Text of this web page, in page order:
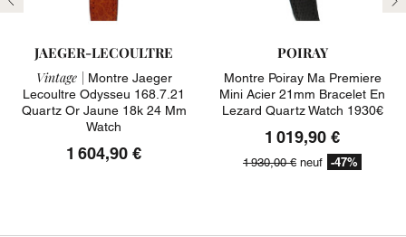
Précédent
JAEGER-LECOULTRE
Vintage | Montre Jaeger
Lecoultre Odysseu 168.7.21
Quartz Or Jaune 18k 24 Mm
Watch
1 604,90 €
POIRAY
Montre Poiray Ma Premiere
Mini Acier 21mm Bracelet En
Lezard Quartz Watch 1930€
1 019,90 €
1 930,00 € neuf -47%